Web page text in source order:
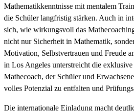
Mathematikkenntnisse mit mentalem
die Schüler langfristig stärken. Auch in
sich, wie wirkungsvoll das
nicht nur Sicherheit in Mathematik,
Motivation, Selbstvertrauen und Freude
in Los Angeles unterstreicht die
Mathecoach, der Schüler und
volles Potenzial zu entfalten und
Die internationale Einladung macht